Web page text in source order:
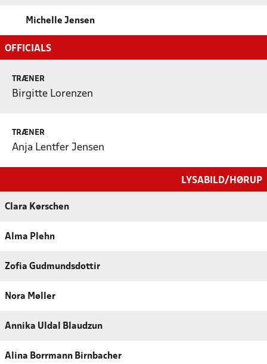
Michelle Jensen
OFFICIALS
TRÆNER
Birgitte Lorenzen
TRÆNER
Anja Lentfer Jensen
LYSABILD/HØRUP
Clara Kørschen
Alma Plehn
Zofia Gudmundsdottir
Nora Møller
Annika Uldal Blaudzun
Alina Borrmann Birnbacher